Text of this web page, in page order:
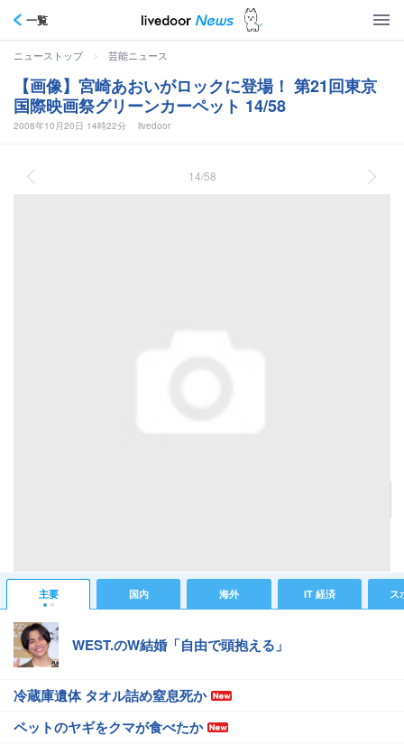
一覧
ニューストップ > 芸能ニュース
【画像】宮崎あおいがロックに登場！ 第21回東京
国際映画祭グリーンカーペット 14/58
2008年10月20日 14時22分 livedoor
14/58
主要 国内 海外 IT 経済 ス
WEST.のW結婚「自由で頭抱える」
冷蔵庫遺体 タオル詰め窒息死か
ペットのヤギをクマが食べたか